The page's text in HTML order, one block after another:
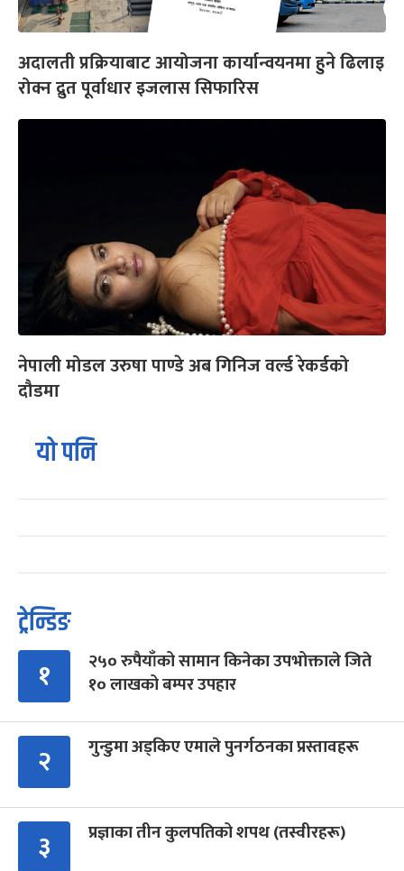
अदालती प्रक्रियाबाट आयोजना कार्यान्वयनमा हुने ढिलाइ
रोक्न द्रुत पूर्वाधार इजलास सिफारिस
नेपाली मोडल उरुषा पाण्डे अब गिनिज वर्ल्ड रेकर्डको
दौडमा
यो पनि
ट्रेन्डिङ
१
२५० रुपैयाँको सामान किनेका उपभोक्ताले जिते
१० लाखको बम्पर उपहार
२ गुन्डुमा अड्किए एमाले पुनर्गठनका प्रस्तावहरू
३ प्रज्ञाका तीन कुलपतिको शपथ (तस्वीरहरू)